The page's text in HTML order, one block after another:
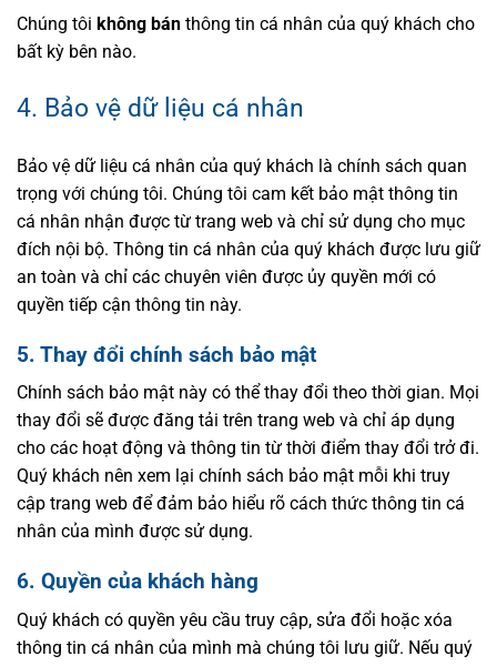
Chúng tôi không bán thông tin cá nhân của quý khách cho
bất kỳ bên nào.
4. Bảo vệ dữ liệu cá nhân
Bảo vệ dữ liệu cá nhân của quý khách là chính sách quan
trọng với chúng tôi. Chúng tôi cam kết bảo mật thông tin
cá nhân nhận được từ trang web và chỉ sử dụng cho mục
đích nội bộ. Thông tin cá nhân của quý khách được lưu giữ
an toàn và chỉ các chuyên viên được ủy quyền mới có
quyền tiếp cận thông tin này.
5. Thay đổi chính sách bảo mật
Chính sách bảo mật này có thể thay đổi theo thời gian. Mọi
thay đổi sẽ được đăng tải trên trang web và chỉ áp dụng
cho các hoạt động và thông tin từ thời điểm thay đổi trở đi.
Quý khách nên xem lại chính sách bảo mật mỗi khi truy
cập trang web để đảm bảo hiểu rõ cách thức thông tin cá
nhân của mình được sử dụng.
6. Quyền của khách hàng
Quý khách có quyền yêu cầu truy cập, sửa đổi hoặc xóa
thông tin cá nhân của mình mà chúng tôi lưu giữ. Nếu quý